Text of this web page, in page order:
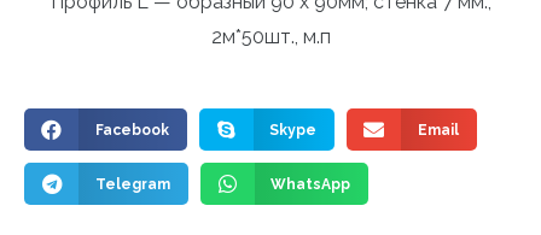
2м*50шт., м.п
Facebook Skype Email
Telegram WhatsApp